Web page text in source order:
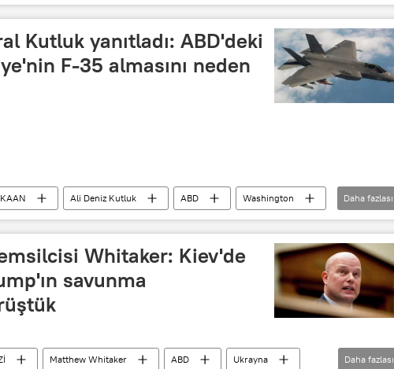
tasarı Ron Wyden Richard Neal Reuters
Kutluk yanıtladı: ABD'deki
F-35 almasını neden
KAAN Ali Deniz Kutluk ABD
Washington
Daha fazlası
Whitaker: Kiev'de
savunma
Matthew Whitaker ABD
Ukrayna
Daha fazlası